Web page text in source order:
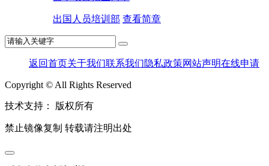
出国人员培训部 查看简章
返回首页关于我们联系我们隐私政策网站声明在线申请
Copyright © All Rights Reserved
技术支持： 版权所有
禁止镜像复制 转载请注明出处